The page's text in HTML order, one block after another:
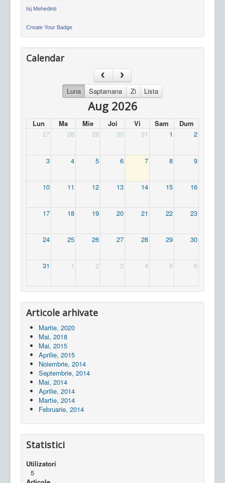
Isj Mehedinti
Create Your Badge
Calendar
Luna Saptamana Zi Lista
Aug 2026
Lun Ma Mie Joi Vi Sam
Dum
27
28 29 30 31 1 2
3 4 5 6 7 8 9
10 11 12 13 14 15 16
17 18 19 20 21 22 23
24 25 26 27 28 29 30
31 1 2 3 4 5 6
Articole arhivate
Martie, 2020
Mai, 2018
Mai, 2015
Aprilie, 2015
Noiembrie, 2014
Septembrie, 2014
Mai, 2014
Aprilie, 2014
Martie, 2014
Februarie, 2014
Statistici
Utilizatori
5